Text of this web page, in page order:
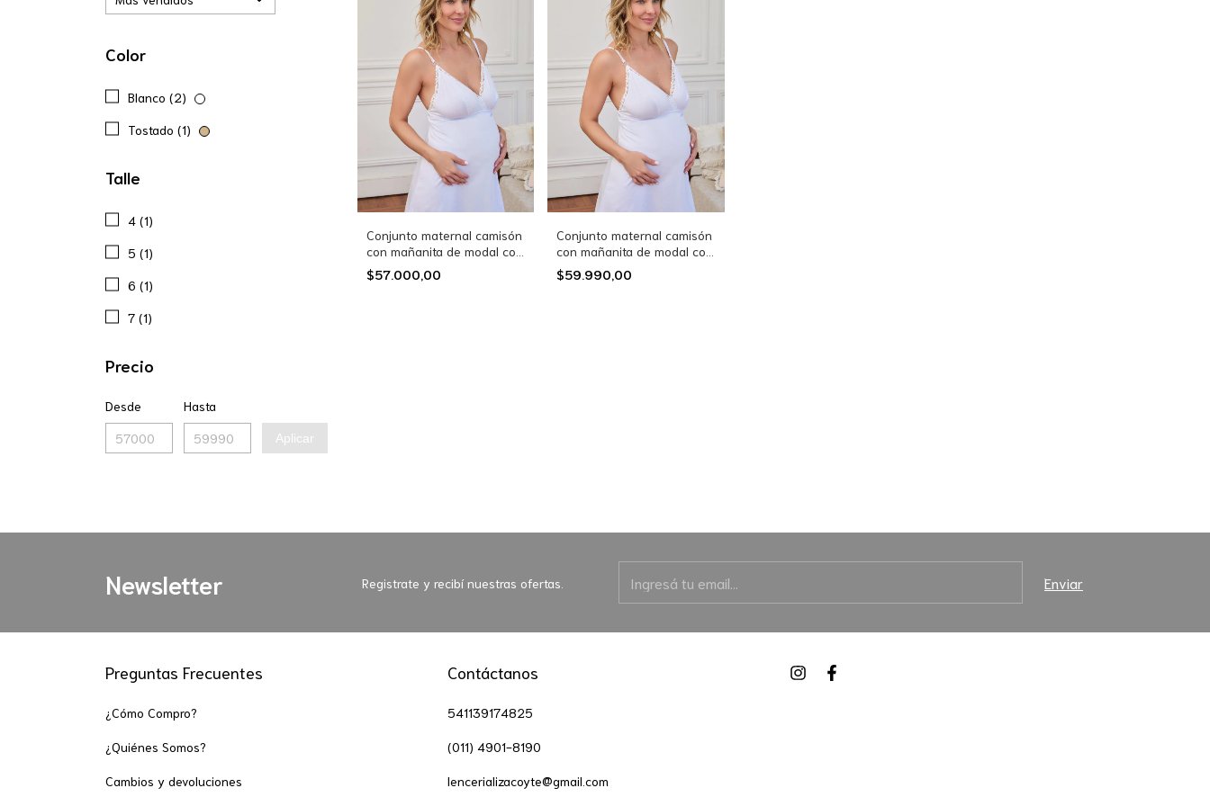
Color
Blanco (2)
Tostado (1)
Talle
4 (1)
5 (1)
6 (1)
7 (1)
Precio
Desde Hasta
Aplicar
Conjunto maternal camisón
con mañanita de modal con
puntilla Aitana (26537)
$57.000,00
Conjunto maternal camisón
con mañanita de modal con
puntilla Aitana (26537E)
$59.990,00
Newsletter Registrate y recibí nuestras ofertas.
Preguntas Frecuentes
¿Cómo Compro?
¿Quiénes Somos?
Cambios y devoluciones
Contáctanos
541139174825
(011) 4901-8190
lencerializacoyte@gmail.com